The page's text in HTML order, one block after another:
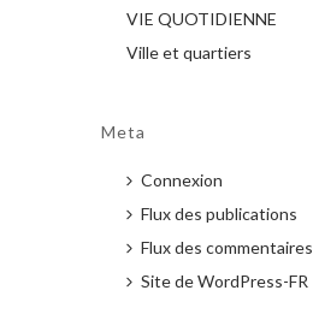
VIE QUOTIDIENNE
Ville et quartiers
Meta
Connexion
Flux des publications
Flux des commentaires
Site de WordPress-FR